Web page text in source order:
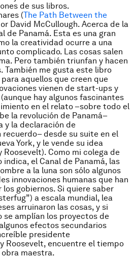
de sus libros.
(The Path Between the
David McCullough. Acerca de la
de Panamá. Esta es una gran
la creatividad ocurre a una
complicado. Las cosas salen
Pero también triunfan y hacen
También me gusta este libro
aquellos que creen que
vienen de start-ups y
hay algunos fascinantes
en el relato –sobre todo el
la revolución de Panamá–
y la declaración de
recuerdo– desde su suite en el
York, y le vende su idea
Roosevelt). Como mi colega de
indica, el Canal de Panamá, las
a la luna son sólo algunos
innovaciones humanas que han
gobiernos. Si quiere saber
a escala mundial, lea
arruinaron las cosas, y si
se amplían los proyectos de
efectos secundarios
presidente
Roosevelt, encuentre el tiempo
maestra.